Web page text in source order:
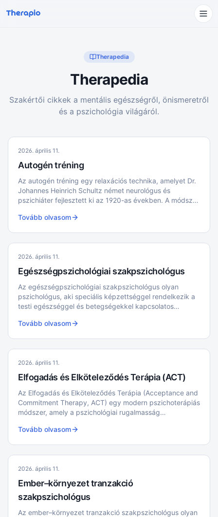
Therapedia
Therapedia
Szakértői cikkek a mentális egészségről, önismeretről
és a pszichológia világáról.
2026. április 11.
Autogén tréning
Az autogén tréning egy relaxációs technika, amelyet Dr.
Johannes Heinrich Schultz német neurológus és
pszichiáter fejlesztett ki az 1920-as években. A módszer
koncentráció segítségével.
Tovább olvasom
2026. április 11.
Egészségpszichológiai szakpszichológus
Az egészségpszichológiai szakpszichológus olyan
pszichológus, aki speciális képzettséggel rendelkezik a
testi egészséggel és betegségekkel kapcsolatos
Tovább olvasom
2026. április 11.
Elfogadás és Elköteleződés Terápia (ACT)
Az Elfogadás és Elköteleződés Terápia (Acceptance and
Commitment Therapy, ACT) egy modern pszichoterápiás
módszer, amely a pszichológiai rugalmasság
egyéneknek elfogadni a nehéz érzéseket és
Tovább olvasom
2026. április 11.
Ember–környezet tranzakció
szakpszichológus
Az ember–környezet tranzakció szakpszichológus olyan